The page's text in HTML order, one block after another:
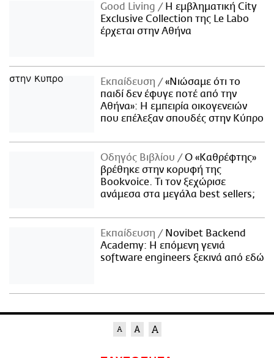
Good Living
Η εμβληματική City
Exclusive Collection της Le Labo
έρχεται στην Αθήνα
Εκπαίδευση
«Νιώσαμε ότι το
παιδί δεν έφυγε ποτέ από την
Αθήνα»: Η εμπειρία οικογενειών
που επέλεξαν σπουδές στην Κύπρο
Οδηγός Βιβλίου
Ο «Καθρέφτης»
βρέθηκε στην κορυφή της
Bookvoice. Τι τον ξεχώρισε
ανάμεσα στα μεγάλα best sellers;
Εκπαίδευση
Novibet Backend
Academy: Η επόμενη γενιά
software engineers ξεκινά από εδώ